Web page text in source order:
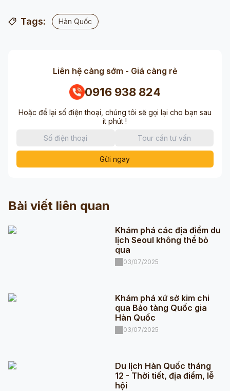
Tags: Hàn Quốc
Liên hệ càng sớm - Giá càng rẻ
0916 938 824
Hoặc để lại số điện thoại, chúng tôi sẽ gọi lại cho bạn sau
ít phút !
Gửi ngay
Bài viết liên quan
Khám phá các địa điểm du
lịch Seoul không thể bỏ
qua
03/07/2025
Khám phá xứ sở kim chi
qua Bảo tàng Quốc gia
Hàn Quốc
03/07/2025
Du lịch Hàn Quốc tháng
12 - Thời tiết, địa điểm, lễ
hội